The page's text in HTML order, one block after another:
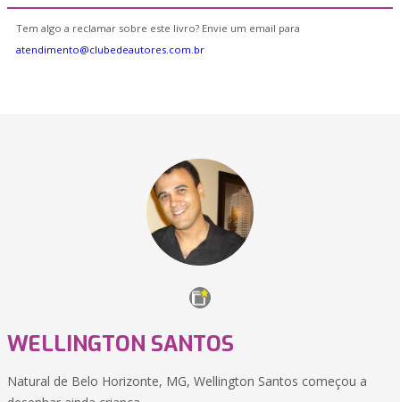
Tem algo a reclamar sobre este livro? Envie um email para
atendimento@clubedeautores.com.br
WELLINGTON SANTOS
Natural de Belo Horizonte, MG, Wellington Santos começou a